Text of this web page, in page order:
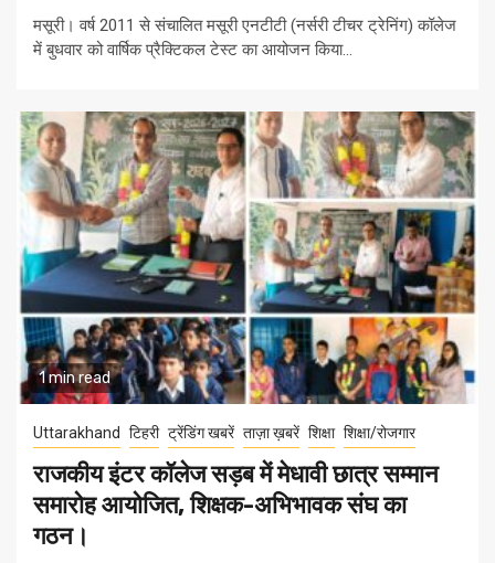
मसूरी। वर्ष 2011 से संचालित मसूरी एनटीटी (नर्सरी टीचर ट्रेनिंग) कॉलेज
में बुधवार को वार्षिक प्रैक्टिकल टेस्ट का आयोजन किया...
1 min read
Uttarakhand टिहरी ट्रेंडिंग खबरें ताज़ा ख़बरें शिक्षा शिक्षा/रोजगार
राजकीय इंटर कॉलेज सड़ब में मेधावी छात्र सम्मान
समारोह आयोजित, शिक्षक-अभिभावक संघ का
गठन।